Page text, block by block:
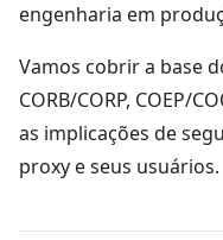
engenharia em
Vamos cobrir a base
CORB/CORP, COEP/
as implicações de
proxy e seus usuários.